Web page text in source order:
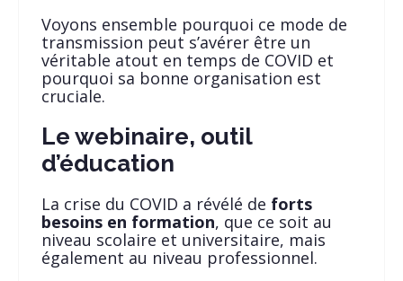
Voyons ensemble pourquoi ce mode de
transmission peut s’avérer être un
véritable atout en temps de COVID et
pourquoi sa bonne organisation est
cruciale.
Le webinaire, outil
d’éducation
La crise du COVID a révélé de forts
besoins en formation, que ce soit au
niveau scolaire et universitaire, mais
également au niveau professionnel.